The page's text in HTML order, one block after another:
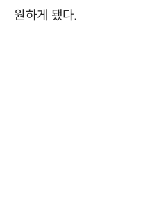
원하게 됐다.